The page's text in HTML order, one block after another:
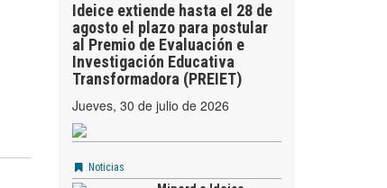
Ideice extiende hasta el 28 de
agosto el plazo para postular
al Premio de Evaluación e
Investigación Educativa
Transformadora (PREIET)
jueves, 30 de julio de 2026
Noticias